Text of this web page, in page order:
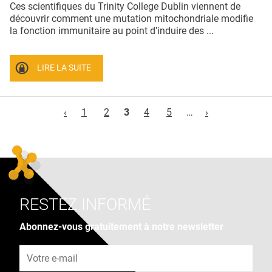
Ces scientifiques du Trinity College Dublin viennent de
découvrir comment une mutation mitochondriale modifie
la fonction immunitaire au point d’induire des ...
LIRE LA SUITE
‹
1 2 3 4 5 … ›
RESTEZ INFORMÉ
Abonnez-vous gratuitement à notre newsletter